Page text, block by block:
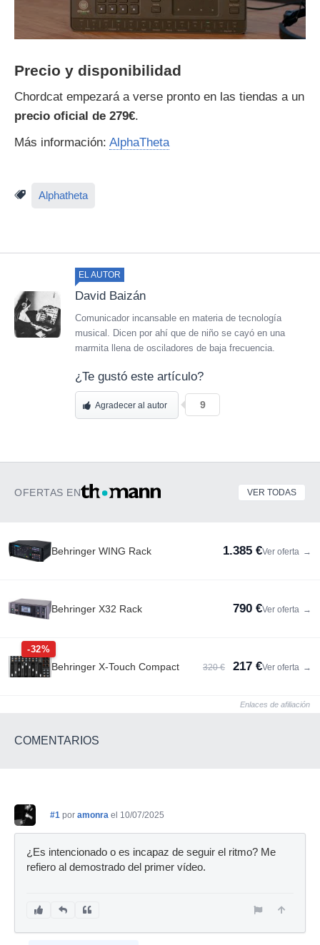
Precio y disponibilidad
Chordcat empezará a verse pronto en las tiendas a un
precio oficial de 279€.
Más información: AlphaTheta
Alphatheta
EL AUTOR
David Baizán
Comunicador incansable en materia de tecnología
musical. Dicen por ahí que de niño se cayó en una
marmita llena de osciladores de baja frecuencia.
¿Te gustó este artículo?
Agradecer al autor 9
OFERTAS EN VER TODAS
Behringer WING Rack 1.385 €Ver oferta →
Behringer X32 Rack 790 €Ver oferta →
-32%
Behringer X-Touch Compact 320 € 217 €Ver oferta →
Enlaces de afiliación
COMENTARIOS
#1 por amonra el 10/07/2025
¿Es intencionado o es incapaz de seguir el ritmo? Me
refiero al demostrado del primer vídeo.